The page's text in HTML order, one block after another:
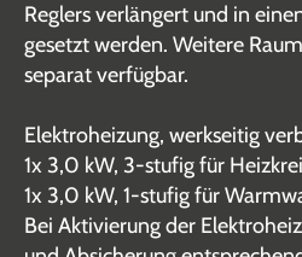
Reglers verlängert und in
gesetzt werden. Weitere
separat verfügbar.
Elektroheizung, werkseitig
1x 3,0 kW, 3-stufig für
1x 3,0 kW, 1-stufig für
Bei Aktivierung der